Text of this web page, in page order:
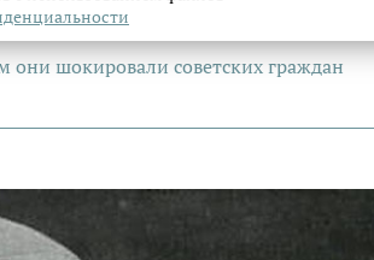
они шокировали советских граждан